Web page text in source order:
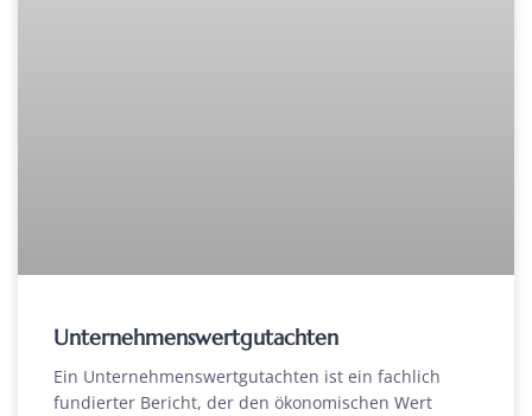
Unternehmenswertgutachten
Ein Unternehmenswertgutachten ist ein fachlich
fundierter Bericht, der den ökonomischen Wert